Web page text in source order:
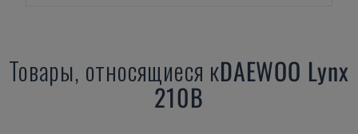
Товары, относящиеся кDAEWOO Lynx
210B